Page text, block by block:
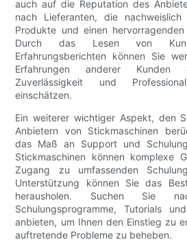
auch auf die Reputation des
nach Lieferanten, die
Produkte und einen
Durch das Lesen von
Erfahrungsberichten können Sie
Erfahrungen anderer
Zuverlässigkeit und
einschätzen.
Ein weiterer wichtiger Aspekt, den
Anbietern von Stickmaschinen
das Maß an Support und
Stickmaschinen können komplexe
Zugang zu umfassenden
Unterstützung können Sie das
herausholen. Suchen Sie
Schulungsprogramme, Tutorials
anbieten, um Ihnen den Einstieg zu
auftretende Probleme zu beheben.